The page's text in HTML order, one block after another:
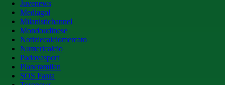
Juvenews
Mediagol
Milanistichannel
Mondoudinese
Notiziecalciomercato
Numericalcio
Padovasport
Pianetamilan
SOS Fanta